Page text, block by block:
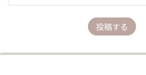
投稿する